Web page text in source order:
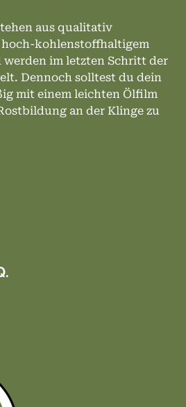
aus qualitativ
kohlenstoffhaltigem
werden im letzten Schritt der
Dennoch solltest du dein
mit einem leichten Ölfilm
an der Klinge zu